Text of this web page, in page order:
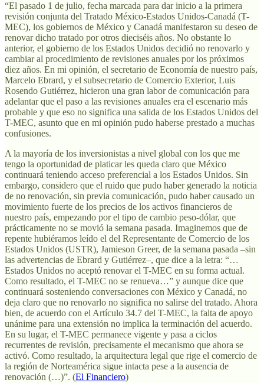
“El pasado 1 de julio, fecha marcada para dar inicio a la primera
revisión conjunta del Tratado México-Estados Unidos-Canadá (T-
MEC), los gobiernos de México y Canadá manifestaron su deseo de
renovar dicho tratado por otros dieciséis años. No obstante lo
anterior, el gobierno de los Estados Unidos decidió no renovarlo y
cambiar al procedimiento de revisiones anuales por los próximos
diez años. En mi opinión, el secretario de Economía de nuestro país,
Marcelo Ebrard, y el subsecretario de Comercio Exterior, Luis
Rosendo Gutiérrez, hicieron una gran labor de comunicación para
adelantar que el paso a las revisiones anuales era el escenario más
probable y que eso no significa una salida de los Estados Unidos del
T-MEC, asunto que en mi opinión pudo haberse prestado a muchas
confusiones.
A la mayoría de los inversionistas a nivel global con los que me
tengo la oportunidad de platicar les queda claro que México
continuará teniendo acceso preferencial a los Estados Unidos. Sin
embargo, considero que el ruido que pudo haber generado la noticia
de no renovación, sin previa comunicación, pudo haber causado un
movimiento fuerte de los precios de los activos financieros de
nuestro país, empezando por el tipo de cambio peso-dólar, que
prácticamente no se movió la semana pasada. Imaginemos que de
repente hubiéramos leído el del Representante de Comercio de los
Estados Unidos (USTR), Jamieson Greer, de la semana pasada –sin
las advertencias de Ebrard y Gutiérrez–, que dice a la letra: “…
Estados Unidos no aceptó renovar el T-MEC en su forma actual.
Como resultado, el T-MEC no se renueva…” y aunque dice que
continuará sosteniendo conversaciones con México y Canadá, no
deja claro que no renovarlo no significa no salirse del tratado. Ahora
bien, de acuerdo con el Artículo 34.7 del T-MEC, la falta de apoyo
unánime para una extensión no implica la terminación del acuerdo.
En su lugar, el T-MEC permanece vigente y pasa a ciclos
recurrentes de revisión, precisamente el mecanismo que ahora se
activó. Como resultado, la arquitectura legal que rige el comercio de
la región de Norteamérica sigue intacta pese a la ausencia de
renovación (…)”. (El Financiero)